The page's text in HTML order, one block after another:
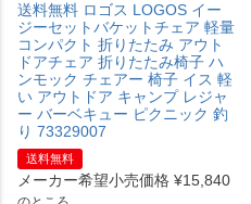
送料無料 ロゴス LOGOS イー
ジーセットバケットチェア 軽量
コンパクト 折りたたみ アウト
ドアチェア 折りたたみ椅子 ハ
ンモック チェアー 椅子 イス 軽
い アウトドア キャンプ レジャ
ー バーベキュー ピクニック 釣
り 73329007
送料無料
メーカー希望小売価格 ¥15,840